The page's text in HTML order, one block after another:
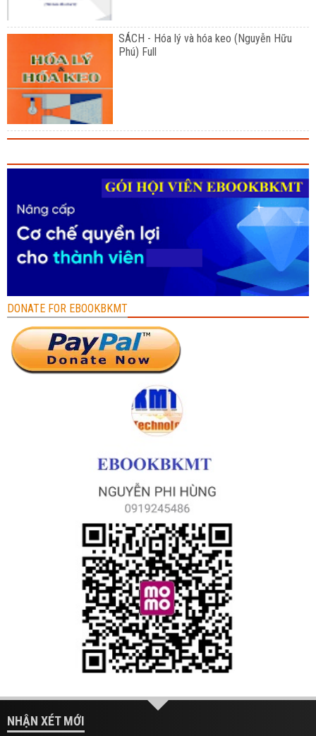
SÁCH - Hóa lý và hóa keo (Nguyễn Hữu
Phú) Full
DONATE FOR EBOOKBKMT
NHẬN XÉT MỚI